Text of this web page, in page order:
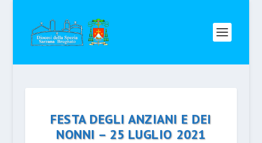
FESTA DEGLI ANZIANI E DEI
NONNI – 25 LUGLIO 2021